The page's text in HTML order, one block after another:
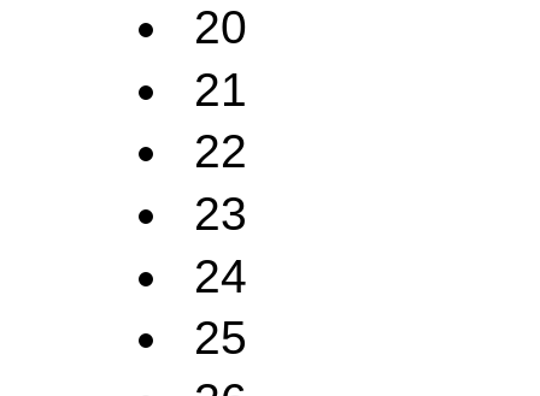
20
21
22
23
24
25